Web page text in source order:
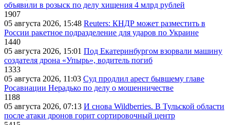
объявили в розыск по делу хищения 4 млрд рублей
1907
05 августа 2026, 15:48 Reuters: КНДР может разместить в
России ракетное подразделение для ударов по Украине
1440
05 августа 2026, 15:01 Под Екатеринбургом взорвали машину
создателя дрона «Упырь», водитель погиб
1333
05 августа 2026, 11:03 Суд продлил арест бывшему главе
Росавиации Нерадько по делу о мошенничестве
1188
05 августа 2026, 07:13 И снова Wildberries. В Тульской области
после атаки дронов горит сортировочный центр